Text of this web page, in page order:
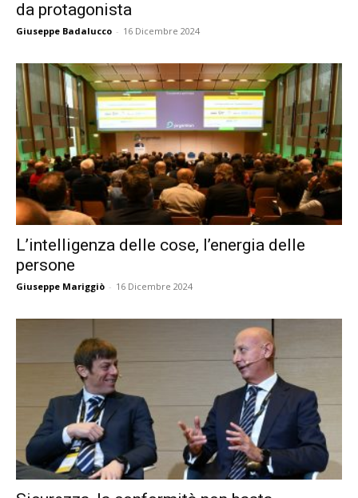
da protagonista
Giuseppe Badalucco - 16 Dicembre 2024
L’intelligenza delle cose, l’energia delle
persone
Giuseppe Mariggiò - 16 Dicembre 2024